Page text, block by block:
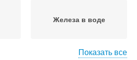
Железа в воде
Показать все